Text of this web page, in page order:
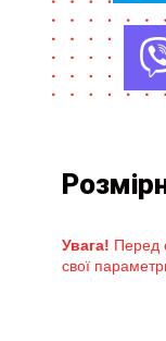
Увага! Перед
свої